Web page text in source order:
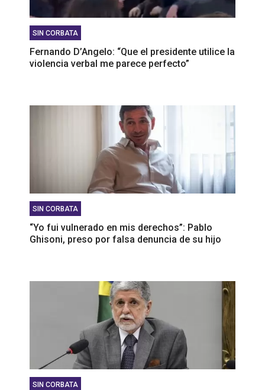
SIN CORBATA
Fernando D’Angelo: “Que el presidente utilice la
violencia verbal me parece perfecto”
SIN CORBATA
“Yo fui vulnerado en mis derechos”: Pablo
Ghisoni, preso por falsa denuncia de su hijo
SIN CORBATA